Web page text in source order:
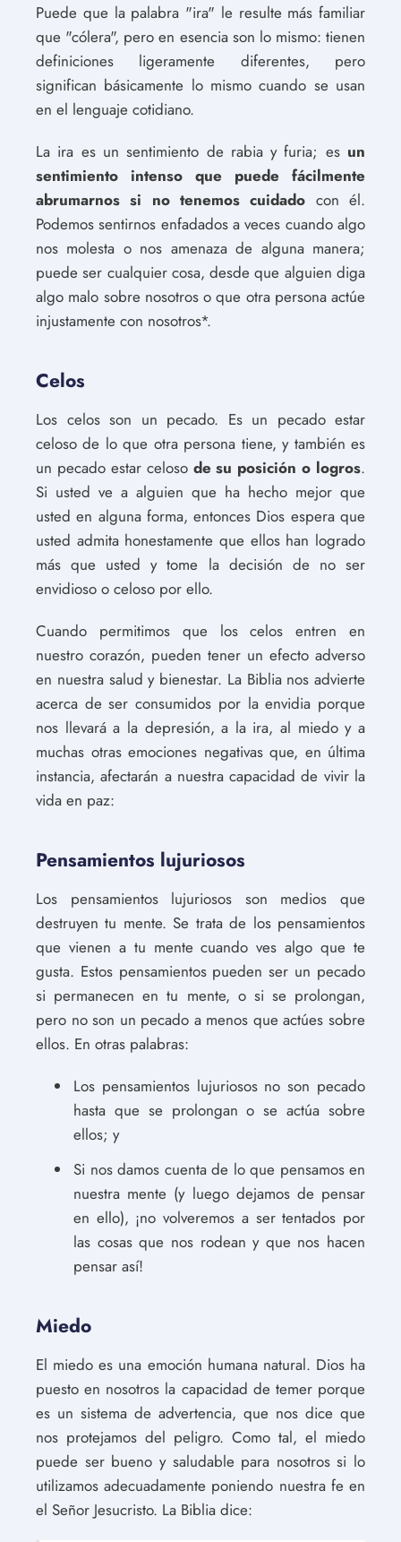
Puede que la palabra "ira" le resulte más familiar
que "cólera", pero en esencia son lo mismo: tienen
definiciones ligeramente diferentes, pero
significan básicamente lo mismo cuando se usan
en el lenguaje cotidiano.
La ira es un sentimiento de rabia y furia; es un
sentimiento intenso que puede fácilmente
abrumarnos si no tenemos cuidado con él.
Podemos sentirnos enfadados a veces cuando algo
nos molesta o nos amenaza de alguna manera;
puede ser cualquier cosa, desde que alguien diga
algo malo sobre nosotros o que otra persona actúe
injustamente con nosotros*.
Celos
Los celos son un pecado. Es un pecado estar
celoso de lo que otra persona tiene, y también es
un pecado estar celoso de su posición o logros.
Si usted ve a alguien que ha hecho mejor que
usted en alguna forma, entonces Dios espera que
usted admita honestamente que ellos han logrado
más que usted y tome la decisión de no ser
envidioso o celoso por ello.
Cuando permitimos que los celos entren en
nuestro corazón, pueden tener un efecto adverso
en nuestra salud y bienestar. La Biblia nos advierte
acerca de ser consumidos por la envidia porque
nos llevará a la depresión, a la ira, al miedo y a
muchas otras emociones negativas que, en última
instancia, afectarán a nuestra capacidad de vivir la
vida en paz:
Pensamientos lujuriosos
Los pensamientos lujuriosos son medios que
destruyen tu mente. Se trata de los pensamientos
que vienen a tu mente cuando ves algo que te
gusta. Estos pensamientos pueden ser un pecado
si permanecen en tu mente, o si se prolongan,
pero no son un pecado a menos que actúes sobre
ellos. En otras palabras:
Los pensamientos lujuriosos no son pecado
hasta que se prolongan o se actúa sobre
ellos; y
Si nos damos cuenta de lo que pensamos en
nuestra mente (y luego dejamos de pensar
en ello), ¡no volveremos a ser tentados por
las cosas que nos rodean y que nos hacen
pensar así!
Miedo
El miedo es una emoción humana natural. Dios ha
puesto en nosotros la capacidad de temer porque
es un sistema de advertencia, que nos dice que
nos protejamos del peligro. Como tal, el miedo
puede ser bueno y saludable para nosotros si lo
utilizamos adecuadamente poniendo nuestra fe en
el Señor Jesucristo. La Biblia dice: